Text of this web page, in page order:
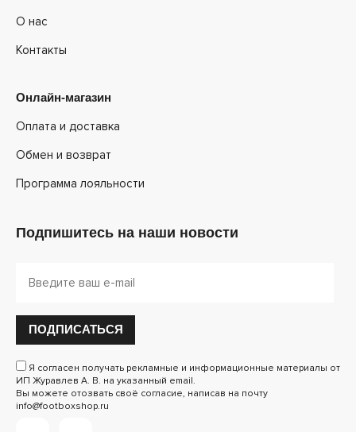
О нас
Контакты
Онлайн-магазин
Оплата и доставка
Обмен и возврат
Программа лояльности
Подпишитесь на наши новости
ПОДПИСАТЬСЯ
Я согласен получать рекламные и информационные материалы от
ИП Журавлев А. В. на указанный email.
Вы можете отозвать своё согласие, написав на почту
info@footboxshop.ru